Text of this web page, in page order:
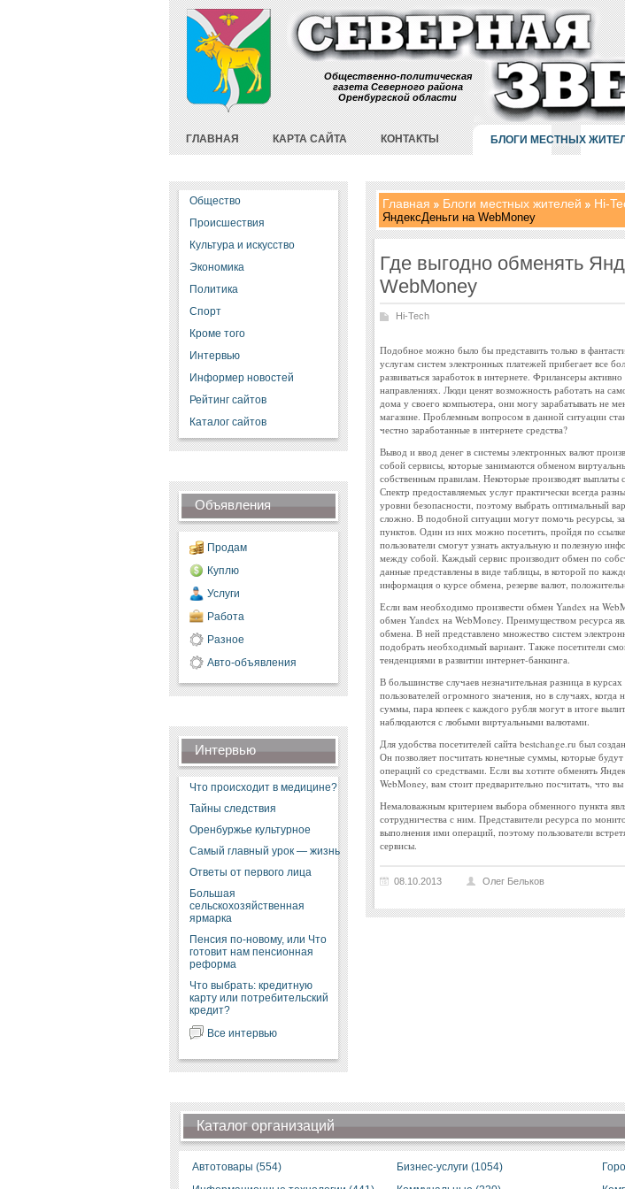
Общественно-политическая
газета Северного района
Оренбургской области
ГЛАВНАЯ КАРТА САЙТА КОНТАКТЫ БЛОГИ МЕСТНЫХ
Общество
Происшествия
Культура и искусство
Экономика
Политика
Спорт
Кроме того
Интервью
Информер новостей
Рейтинг сайтов
Каталог сайтов
Объявления
Продам
Куплю
Услуги
Работа
Разное
Авто-объявления
Интервью
Что происходит в медицине?
Тайны следствия
Оренбуржье культурное
Самый главный урок — жизнь
Ответы от первого лица
Большая
сельскохозяйственная
ярмарка
Пенсия по-новому, или Что
готовит нам пенсионная
реформа
Что выбрать: кредитную
карту или потребительский
кредит?
Все интервью
Главная Блоги местных жителей Hi-
ЯндексДеньги на WebMoney
Где выгодно обменять
WebMoney
Hi-Tech
Подобное можно было бы представить только в
услугам систем электронных платежей прибегает все
развиваться заработок в интернете. Фрилансеры
направлениях. Люди ценят возможность работать на
дома у своего компьютера, они могу зарабатывать не
магазине. Проблемным вопросом в данной ситуации
честно заработанные в интернете средства?
Вывод и ввод денег в системы электронных валют
собой сервисы, которые занимаются обменом
собственным правилам. Некоторые производят выплаты
Спектр предоставляемых услуг практически всегда
уровни безопасности, поэтому выбрать оптимальный
сложно. В подобной ситуации могут помочь ресурсы,
пунктов. Один из них можно посетить, пройдя по
пользователи смогут узнать актуальную и полезную
между собой. Каждый сервис производит обмен по
данные представлены в виде таблицы, в которой по
информация о курсе обмена, резерве валют,
Если вам необходимо произвести обмен Yandex на
обмен Yandex на WebMoney. Преимуществом ресурса
обмена. В ней представлено множество систем
подобрать необходимый вариант. Также посетители
тенденциями в развитии интернет-банкинга.
В большинстве случаев незначительная разница в
пользователей огромного значения, но в случаях,
суммы, пара копеек с каждого рубля могут в итоге
наблюдаются с любыми виртуальными валютами.
Для удобства посетителей сайта bestchange.ru был
Он позволяет посчитать конечные суммы, которые
операций со средствами. Если вы хотите обменять
WebMoney, вам стоит предварительно посчитать, что
Немаловажным критерием выбора обменного пункта
сотрудничества с ним. Представители ресурса по
выполнения ими операций, поэтому пользователи
сервисы.
08.10.2013 Олег Бельков
Каталог организаций
Автотовары (554) Бизнес-услуги (1054)